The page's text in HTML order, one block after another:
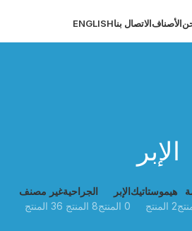
الأصنافالاتصال بناENGLISH
الإبر
هيموستاتيك
2 المنتج
الإبر
0 المنتج
الجراحية
8 المنتج
غير مصنف
36 المنتج